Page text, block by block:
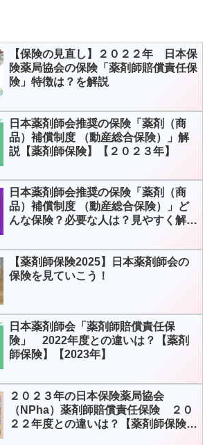
【保険の見直し】２０２２年 日本保
険薬局協会の保険「薬剤師賠償責任保
険」特徴は？を解説
日本薬剤師会推奨の保険「薬剤（商
品）補償制度 （動産総合保険）」解
説【薬剤師保険】【２０２３年】
日本薬剤師会推奨の保険「薬剤（商
品）補償制度 （動産総合保険）」ど
んな保険？必要な人は？見やすく解説
【薬剤師保険2025】日本薬剤師会の
保険を見ていこう！
日本薬剤師会「薬剤師賠償責任保
険」 2022年度との違いは？【薬剤
師保険】【2023年】
２０２３年の日本保険薬局協会
（NPha）薬剤師賠償責任保険 ２０
２２年度との違いは？【薬剤師保険】